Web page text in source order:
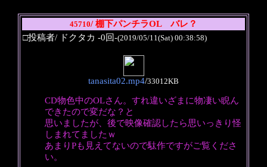
45710/ 棚下パンチラOL バレ？
□投稿者/ ドクタカ -0回-(2019/05/11(Sat) 00:38:58)
tanasita02.mp4/33012KB
CD物色中のOLさん。すれ違いざまに物凄い睨ん
できたので変だな？と
思いましたが、後で映像確認したら思いっきり怪
しまれてましたｗ
あまりPも見えてないので駄作ですがご覧くださ
い。